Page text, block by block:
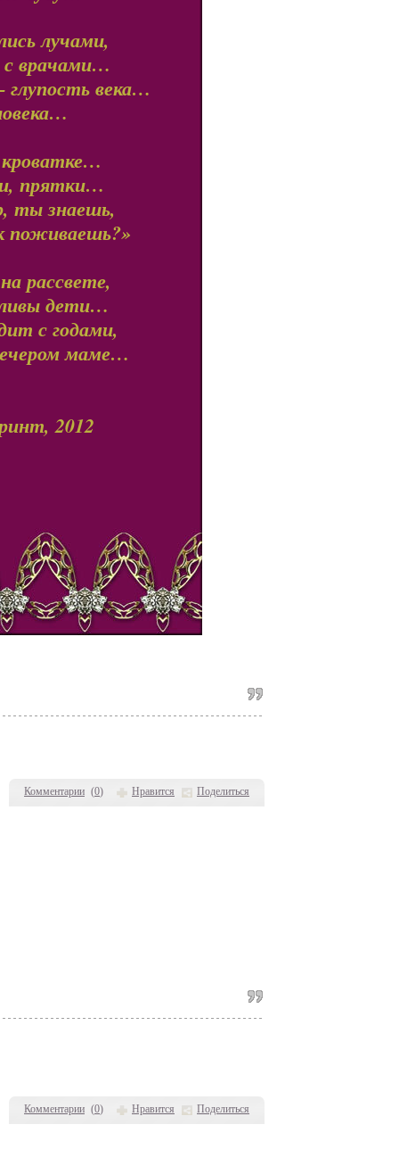
Комментарии (0) Нравится Поделиться
лучами,
врачами…
века…
кроватке…
прятки…
ты знаешь,
поживаешь?»
рассвете,
дети…
с годами,
маме…
2012
Комментарии (0) Нравится Поделиться